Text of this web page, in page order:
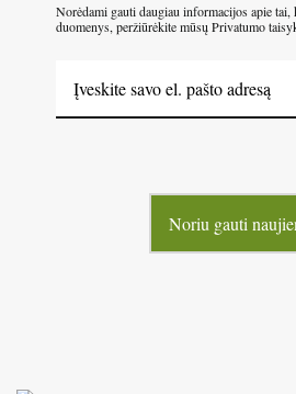
Norėdami gauti daugiau informacijos apie
duomenys, peržiūrėkite mūsų Privatumo
Noriu gauti